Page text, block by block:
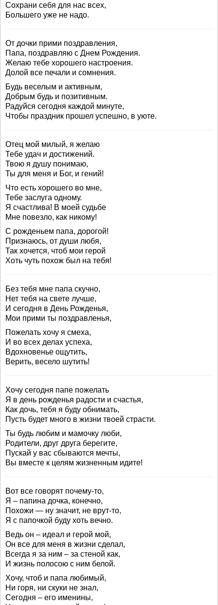
Сохрани себя для нас всех,
Большего уже не надо.
От дочки прими поздравления,
Папа, поздравляю с Днем Рождения.
Желаю тебе хорошего настроения.
Долой все печали и сомнения.
Будь веселым и активным,
Добрым будь и позитивным.
Радуйся сегодня каждой минуте,
Чтобы праздник прошел успешно, в уюте.
Отец мой милый, я желаю
Тебе удач и достижений.
Твою я душу понимаю,
Ты для меня и Бог, и гений!
Что есть хорошего во мне,
Тебе заслуга одному.
Я счастлива! В моей судьбе
Мне повезло, как никому!
С рожденьем папа, дорогой!
Признаюсь, от души любя,
Так хочется, чтоб мои герой
Хоть чуть похож был на тебя!
Без тебя мне папа скучно,
Нет тебя на свете лучше,
И сегодня в День Рожденья,
Мои прими ты поздравленья,
Пожелать хочу я смеха,
И во всех делах успеха,
Вдохновенье ощутить,
Верить, весело шутить!
Хочу сегодня папе пожелать
Я в день рожденья радости и счастья,
Как дочь, тебя я буду обнимать,
Пусть будет много в жизни твоей страсти.
Ты будь любим и мамочку люби,
Родители, друг друга берегите,
Пускай у вас сбываются мечты,
Вы вместе к целям жизненным идите!
Вот все говорят почему-то,
Я – папина дочка, конечно,
Похожи — ну значит, не врут-то,
Я с папочкой буду хоть вечно.
Ведь он – идеал и герой мой,
Он все для меня в жизни сделал,
Всегда я за ним – за стеной как,
И жизнь полосою с ним белой.
Хочу, чтоб и папа любимый,
Ни горя, ни скуки не знал,
Сегодня – его именины,